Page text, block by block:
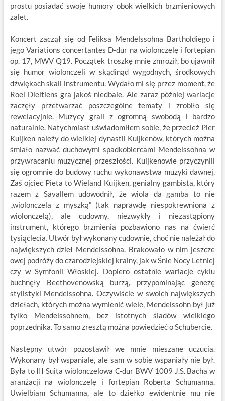
prostu posiadać swoje humory obok wielkich brzmieniowych
zalet.
Koncert zaczął się od Feliksa Mendelssohna Bartholdiego i
jego Variations concertantes D-dur na wiolonczelę i fortepian
op. 17, MWV Q19. Początek troszkę mnie zmroził, bo ujawnił
się humor wiolonczeli w skądinąd wygodnych, środkowych
dźwiękach skali instrumentu. Wydało mi się przez moment, że
Roel Dieltiens gra jakoś niedbale. Ale zaraz później wariacje
zaczęły przetwarzać poszczególne tematy i zrobiło się
rewelacyjnie. Muzycy grali z ogromną swobodą i bardzo
naturalnie. Natychmiast uświadomiłem sobie, że przecież Pier
Kuijken należy do wielkiej dynastii Kuijkenów, których można
śmiało nazwać duchowymi spadkobiercami Mendelssohna w
przywracaniu muzycznej przeszłości. Kuijkenowie przyczynili
się ogromnie do budowy ruchu wykonawstwa muzyki dawnej.
Zaś ojciec Pieta to Wieland Kuijken, genialny gambista, który
razem z Savallem udowodnił, że wiola da gamba to nie
„wiolonczela z myszką” (tak naprawdę niespokrewniona z
wiolonczelą), ale cudowny, niezwykły i niezastąpiony
instrument, którego brzmienia pozbawiono nas na ćwierć
tysiąclecia. Utwór był wykonany cudownie, choć nie należał do
największych dzieł Mendelssohna. Brakowało w nim jeszcze
owej podróży do czarodziejskiej krainy, jak w Śnie Nocy Letniej
czy w Symfonii Włoskiej. Dopiero ostatnie wariacje cyklu
buchnęły Beethovenowską burzą, przypominając genezę
stylistyki Mendelssohna. Oczywiście w swoich największych
dziełach, których można wymienić wiele, Mendelssohn był już
tylko Mendelssohnem, bez istotnych śladów wielkiego
poprzednika. To samo zresztą można powiedzieć o Schubercie.
Następny utwór pozostawił we mnie mieszane uczucia.
Wykonany był wspaniale, ale sam w sobie wspaniały nie był.
Była to III Suita wiolonczelowa C-dur BWV 1009 J.S. Bacha w
aranżacji na wiolonczelę i fortepian Roberta Schumanna.
Uwielbiam Schumanna, ale to dziełko ewidentnie mu nie